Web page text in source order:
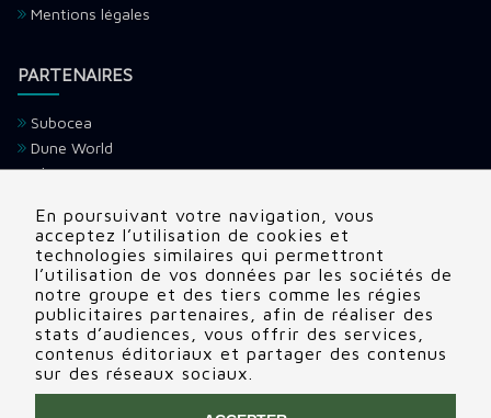
Mentions légales
PARTENAIRES
Subocea
Dune World
Ultramarina
Devenir partenaire
CONTACTS
Adresse:22 rue Edouard, Clamart (92140), France
Tél:+336 69 72 88 86
Contactez nous
En poursuivant votre navigation, vous
acceptez l’utilisation de cookies et
technologies similaires qui permettront
l’utilisation de vos données par les sociétés de
notre groupe et des tiers comme les régies
publicitaires partenaires, afin de réaliser des
stats d’audiences, vous offrir des services,
contenus éditoriaux et partager des contenus
sur des réseaux sociaux.